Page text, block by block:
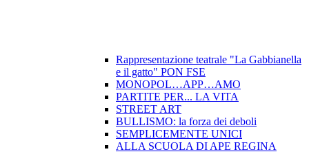
Rappresentazione teatrale "La Gabbianella
e il gatto" PON FSE
MONOPOL…APP…AMO
PARTITE PER... LA VITA
STREET ART
BULLISMO: la forza dei deboli
SEMPLICEMENTE UNICI
ALLA SCUOLA DI APE REGINA